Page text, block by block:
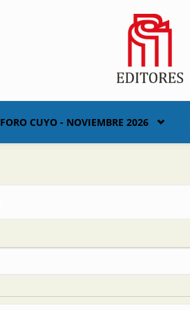
FORO CUYO - NOVIEMBRE 2026